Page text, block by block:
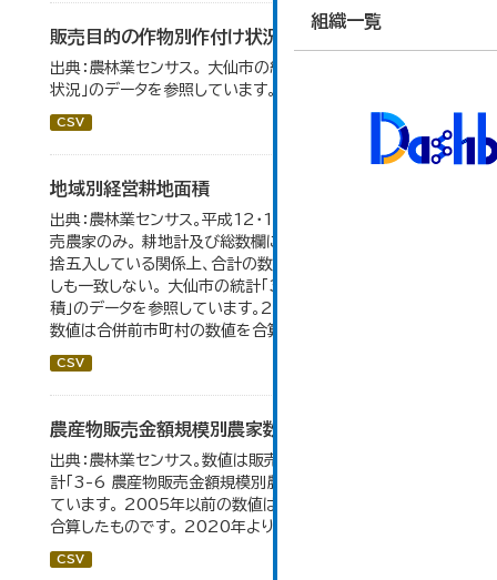
組織一覧
販売目的の作物別作付け状況
出典：農林業センサス。 大仙市の統計「3-1 農業経営体の
状況」のデータを参照しています。
CSV
地域別経営耕地面積
出典：農林業センサス。平成12・17・22・27年数値は、販
売農家のみ。 耕地計及び総数欄については、1ha未満を四
捨五入している関係上、合計の数値と内訳の加算値は必ず
しも一致しない。 大仙市の統計「3-5 地域別経営耕地面
積」のデータを参照しています。2005年以前の「市内全域」
数値は合併前市町村の数値を合算したものです。
CSV
農産物販売金額規模別農家数
出典：農林業センサス。数値は販売農家のみ。 大仙市の統
計「3-6 農産物販売金額規模別農家数」のデータを参照し
ています。 2005年以前の数値は合併前市町村の数値を
合算したものです。 2020年より集計区分が変更となる。
CSV